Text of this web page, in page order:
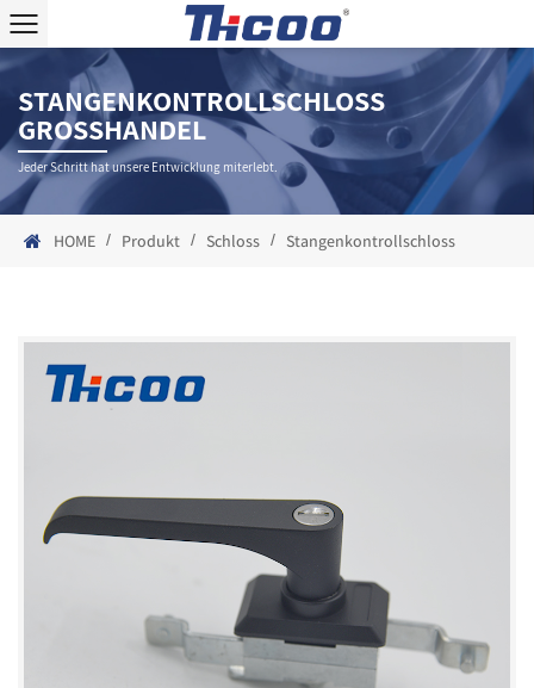
STANGENKONTROLLSCHLOSS
GROSSHANDEL
Jeder Schritt hat unsere Entwicklung miterlebt.
HOME / Produkt / Schloss / Stangenkontrollschloss